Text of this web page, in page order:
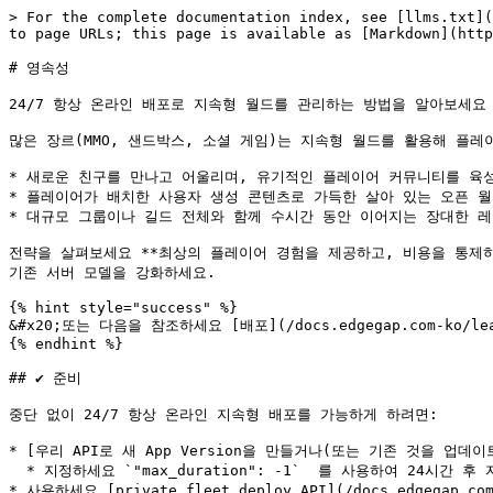
> For the complete documentation index, see [llms.txt](https://docs.edgegap.com/llms.txt). Markdown versions of documentation pages are available by appending `.md` to page URLs; this page is available as [Markdown](https://docs.edgegap.com/docs.edgegap.com-ko/learn/orchestration/persistence.md).

# 영속성

24/7 항상 온라인 배포로 지속형 월드를 관리하는 방법을 알아보세요 on [프라이빗 플릿](/docs.edgegap.com-ko/learn/orchestration/private-fleets.md).

많은 장르(MMO, 샌드박스, 소셜 게임)는 지속형 월드를 활용해 플레이어가 다음을 할 수 있게 합니다:

* 새로운 친구를 만나고 어울리며, 유기적인 플레이어 커뮤니티를 육성하고,
* 플레이어가 배치한 사용자 생성 콘텐츠로 가득한 살아 있는 오픈 월드를 탐험하고,
* 대규모 그룹이나 길드 전체와 함께 수시간 동안 이어지는 장대한 레이드 전투에 참여합니다.

전략을 살펴보세요 **최상의 플레이어 경험을 제공하고, 비용을 통제하며, 장애나 롤백으로 인한 플레이어의 불만을 줄이기 위해**. 게임 개발자가 쉽게 사용할 수 있도록 패키징된 엣지 컴퓨팅의 장점을 도입해 기존 서버 모델을 강화하세요.

{% hint style="success" %}
&#x20;또는 다음을 참조하세요 [배포](/docs.edgegap.com-ko/learn/orchestration/deployments.md#match-bound) 부분 vCPU 가격 책정을 활용하는 클라우드 오케스트레이션.
{% endhint %}

## ✔️ 준비

중단 없이 24/7 항상 온라인 지속형 배포를 가능하게 하려면:

* [우리 API로 새 App Version을 만들거나(또는 기존 것을 업데이트)](/docs.edgegap.com-ko/docs/api/versioning.md#post-v1-app-app_name-version),
  * 지정하세요 `"max_duration": -1`  를 사용하여 24시간 후 자동 종료를 방지하고,
* 사용하세요 [private fleet deploy API](/docs.edgegap.com-ko/docs/api/dedicated-servers.md#post-private-fleets-deploy) 를 시작하려면 [대기 서버](/docs.edgegap.com-ko/learn/orchestration/deployments.md#regional-standby) 와 함께 [영속성](/docs.edgegap.com-ko/learn/orchestration/persistence.md).
  * 가상 머신(성능) 또는 베어메탈(오버드라이브) 사양 중에서 선택하세요.

{% hint style="warning" %}
**서버 확장과** [**종료 프로세스를 테스트하여**](https://docs.edgegap.com/docs.edgegap.com-ko/learn/orchestration/pages/1e75126474c80b6c476cbd5e97b171fce5779d47#id-5.-deployment-stopped) **비용 제어의 신뢰성을 검증하세요. 메모리에 저장된 서버 상태는 배포가 중지되면 손실됩니다. 다음을 참조하세요** [#configuration-and-state](#configuration-and-state "mention").
{% endhint %}

{% hint style="info" %}
도움이 필요하시면 [디스코드를 통해 문의해 주세요](https://discord.gg/MmJf8fWjnt). 실시간 게임 지원은 저희의 [티켓 시스템](https://edgegap.atlassian.net/servicedesk/customer/portal/3).
{% endhint %}

## 🔑 서버 소유권

엣지 컴퓨팅 요소가 더해진 현대적 및 전통적 소유권 모델의 장단점을 살펴보세요.

### 스튜디오 호스팅

서버 호스팅은 전통적으로 스튜디오가 관리하며, 게임 수익으로 호스팅 비용을 충당합니다.

👍 **장점**

* 투명한 제품 가격 책정 - 호스팅 비용은 플레이어의 라이선스/구독으로 충당됩니다,
* 클라이언트, 서비스, 스케일링이 느슨하게 결합된 뛰어난 클라이언트/서버 호환성,
* 서버의 폐쇄형 소스 특성으로 인해 치팅 및 리버스 엔지니어링에 더 강합니다.

👎 **단점**

* 커뮤니티 모딩 지원은 서버 무결성과 안정성을 보장하기 위해 제한됩니다.

### 커뮤니티 서버

플레이어가 직접 서버를 호스팅하고 비용을 부담하도록 하여 제3자 대여 서비스의 필요성을 없애세요. 최종 사용자 경험 품질에 대한 인사이트가 부족한 제3자 대신 스튜디오를 통해 수익을 흐르게 하세요.

👍 **장점**

* 선별된 모드된 목록을 통한 향상된 모딩 지원 [앱 및 버전](/docs.edgegap.com-ko/learn/orchestration/application-and-versions.md),
* 커뮤니티와의 더 긴밀한 협업으로 인한 플레이어 피드백 루프 개선,
* 플레이어가 호스팅 비용을 부담하므로 재정적 위험 감소.

👎 **단점**

* 스튜디오의 운영 증가 - 플레이어 요청 조율 및 결제 수금,
* 모드된 버전 수 증가로 인한 클라이언트/서버 호환성 약화,
* 분산된 코드베이스와 리버스 엔지니어링 가능성 때문에 치터에 취약합니다.

## 🥛 용량 및 스케일링

서버 가용성, 호스팅 비용, 서비스 품질을 최적화하는 고급 기법을 알아보세요.

### 용량

**배포는 활성 플레이어 연결을 추적하거나 관리하지 않습니다** 이후 [/pages/1e75126474c80b6c476cbd5e97b171fce5779d47#id-1.-start-a-deployment](https://docs.edgegap.com/docs.edgegap.com-ko/learn/orchestration/pages/1e75126474c80b6c476cbd5e97b171fce5779d47#id-1.-start-a-deployment "mention") 어떤 설계든 구현할 수 있도록 절대적인 제어권과 자유를 제공합니다.

서버가 다음을 충족하도록 용량 관리를 구현하세요:

* 비용 절감 극대화 - [벤치마크하고](/docs.edgegap.com-ko/learn/orchestration/deployments.md#container-metrics) 서버 리소스를 효율적